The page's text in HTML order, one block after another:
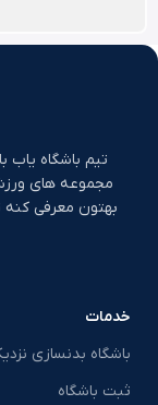
تیم باشگاه یاب
مجموعه های
بهتون معرفی کنه
خدمات
باشگاه بدنسازی
ثبت باشگاه